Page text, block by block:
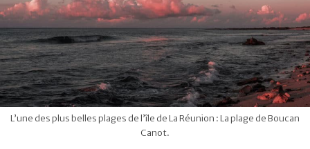
L’une des plus belles plages de l’île de La Réunion : La plage de Boucan
Canot.